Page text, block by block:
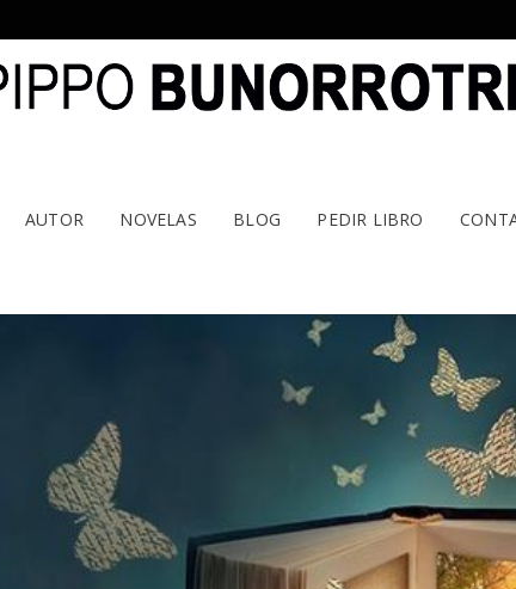
AUTOR NOVELAS BLOG PEDIR LIBRO